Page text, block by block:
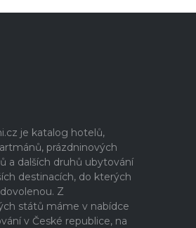
je katalog hotelů,
prázdninových
a dalších druhů ubytování
destinacích, do kterých
Z
států máme v nabídce
v České republice, na